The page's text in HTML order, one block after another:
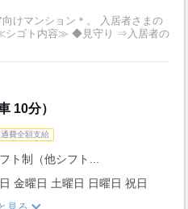
けマンション＊。 入居者さまの
10分）
費全額支給
ト制（他シフト...
金曜日 土曜日 日曜日 祝日